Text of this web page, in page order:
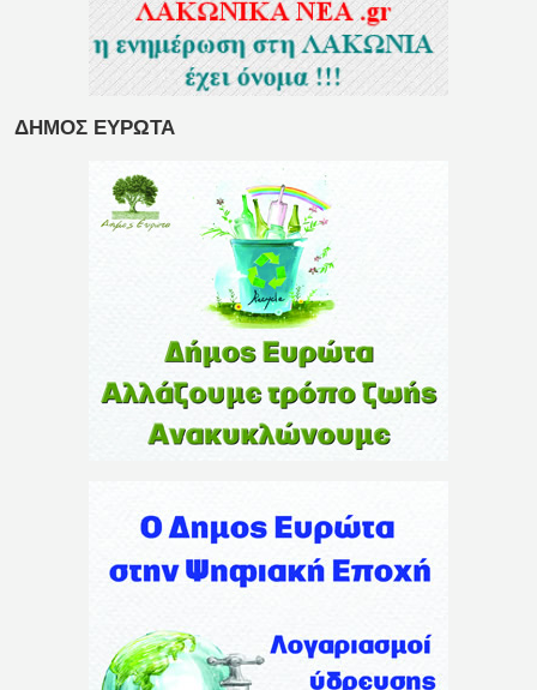
ΔΗΜΟΣ ΕΥΡΩΤΑ